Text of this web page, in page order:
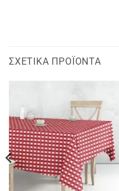
ΣΧΕΤΙΚΆ ΠΡΟΪΌΝΤΑ